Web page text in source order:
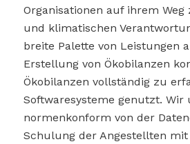
Organisationen auf ihrem Weg
und klimatischen
breite Palette von Leistungen
Erstellung von Ökobilanzen
Ökobilanzen vollständig zu
Softwaresysteme genutzt. Wir
normenkonform von der
Schulung der Angestellten